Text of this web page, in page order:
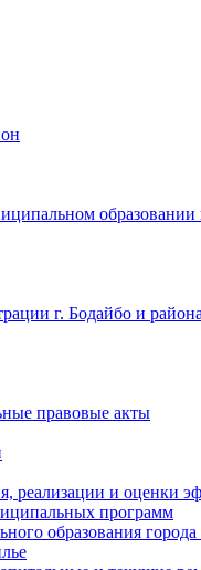
образовании
г. Бодайбо и района
правовые акты
реализации и оценки
программ
образования